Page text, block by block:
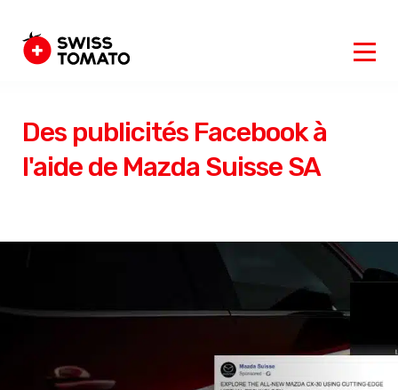
Des publicités Facebook à
l'aide de Mazda Suisse SA